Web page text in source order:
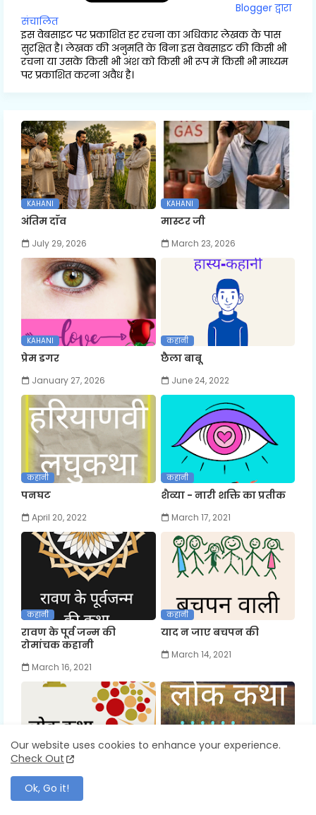
Blogger द्वारा
संचालित
इस वेबसाइट पर प्रकाशित हर रचना का अधिकार लेखक के पास
सुरक्षित है। लेखक की अनुमति के बिना इस वेबसाइट की किसी भी
रचना या उसके किसी भी अंश को किसी भी रूप में किसी भी माध्यम
पर प्रकाशित करना अवैध है।
KAHANI
अंतिम दाँव
July 29, 2026
KAHANI
मास्टर जी
March 23, 2026
KAHANI
प्रेम डगर
January 27, 2026
कहानी
छैला बाबू
June 24, 2022
कहानी
पनघट
April 20, 2022
कहानी
शैव्या - नारी शक्ति का प्रतीक
March 17, 2021
कहानी
रावण के पूर्व जन्म की
रोमांचक कहानी
March 16, 2021
कहानी
याद न जाए बचपन की
March 14, 2021
कहानी
दो चालाक महिलाओं की
कथाएँ
Our website uses cookies to enhance your experience.
Check Out
Ok, Go it!